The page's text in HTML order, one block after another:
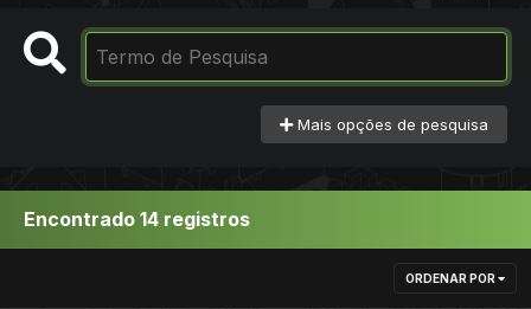
Mais opções de pesquisa
Encontrado 14 registros
ORDENAR POR